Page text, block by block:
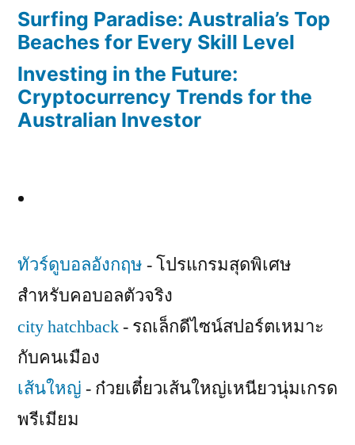
Surfing Paradise: Australia’s Top
Beaches for Every Skill Level
Investing in the Future:
Cryptocurrency Trends for the
Australian Investor
ทัวร์ดูบอลอังกฤษ - โปรแกรมสุดพิเศษ
สำหรับคอบอลตัวจริง
city hatchback- รถเล็กดีไซน์สปอร์ตเหมาะ
กับคนเมือง
เส้นใหญ่ - ก๋วยเตี๋ยวเส้นใหญ่เหนียวนุ่มเกรด
พรีเมียม